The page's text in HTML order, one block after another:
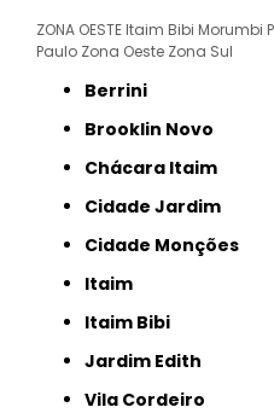
ZONA OESTE Itaim Bibi Morumbi
Paulo Zona Oeste Zona Sul
Berrini
Brooklin Novo
Chácara Itaim
Cidade Jardim
Cidade Monções
Itaim
Itaim Bibi
Jardim Edith
Vila Cordeiro